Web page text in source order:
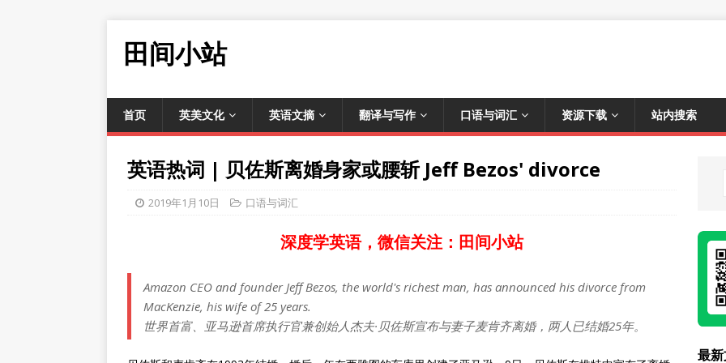
田间小站
首页 英美文化 英语文摘 翻译与写作 口语与词汇 资源下载 站内搜索
英语热词 | 贝佐斯离婚身家或腰斩 Jeff Bezos' divorce
2019年1月10日 口语与词汇
深度学英语，微信关注：田间小站
Amazon CEO and founder Jeff Bezos, the world's richest man, has announced his divorce from
MacKenzie, his wife of 25 years.
世界首富、亚马逊首席执行官兼创始人杰夫·贝佐斯宣布与妻子麦肯齐离婚，两人已结婚25年。
最